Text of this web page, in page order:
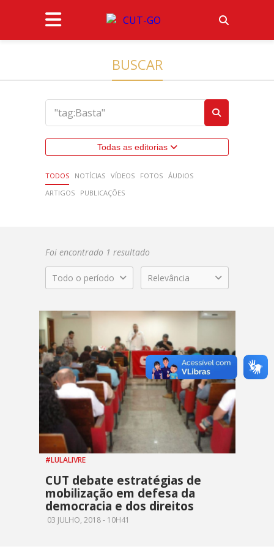
BUSCAR
Todas as editorias
TODOS NOTÍCIAS VÍDEOS FOTOS ÁUDIOS
ARTIGOS
PUBLICAÇÕES
Foi encontrado 1 resultado
Todo o período Relevância
#LULALIVRE
CUT debate estratégias de
mobilização em defesa da
democracia e dos direitos
03 JULHO, 2018 - 10H41